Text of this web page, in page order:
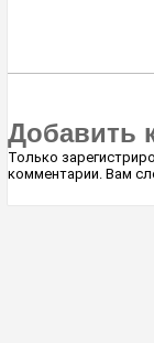
Добавить
Только
комментарии. Вам